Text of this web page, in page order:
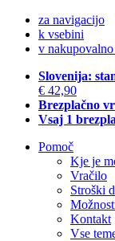
za navigacijo
k vsebini
v
Slovenija:
€ 42,90
Brezplačno
Vsaj 1
Pomoč
Kje je
Vračilo
Stroški
Kontakt
Vse